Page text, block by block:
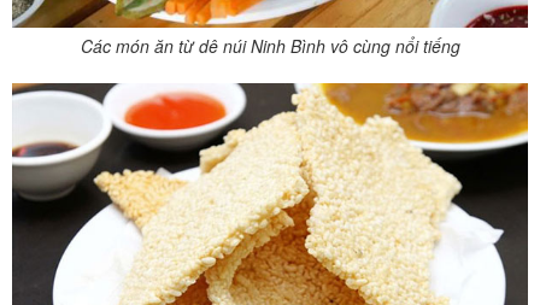
Các món ăn từ dê núi Ninh Bình vô cùng nổi tiếng